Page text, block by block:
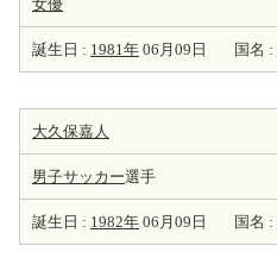
女優
誕生日 : 1981年 06月09日 国名 :
大久保嘉人
男子サッカー選手
誕生日 : 1982年 06月09日 国名 :